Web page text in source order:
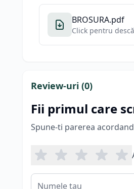
BROSURA.pdf
Click pentru
Review-uri (0)
Fii primul care
Spune-ti parerea